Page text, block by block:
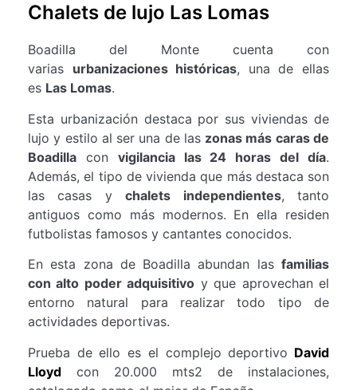
Chalets de lujo Las Lomas
Boadilla del Monte cuenta con
varias urbanizaciones históricas, una de ellas
es Las Lomas.
Esta urbanización destaca por sus viviendas de
lujo y estilo al ser una de las zonas más caras de
Boadilla con vigilancia las 24 horas del día.
Además, el tipo de vivienda que más destaca son
las casas ychalets independientes, tanto
antiguos como más modernos. En ella residen
futbolistas famosos y cantantes conocidos.
En esta zona de Boadilla abundan las familias
con alto poder adquisitivo y que aprovechan el
entorno natural para realizar todo tipo de
actividades deportivas.
Prueba de ello es el complejo deportivo David
Lloyd con 20.000 mts2 de instalaciones,